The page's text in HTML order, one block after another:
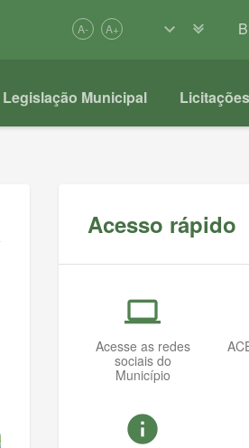
A- A+
Legislação Municipal Licitações
Acesso rápido
computer
Acesse as redes
sociais do
Município
info